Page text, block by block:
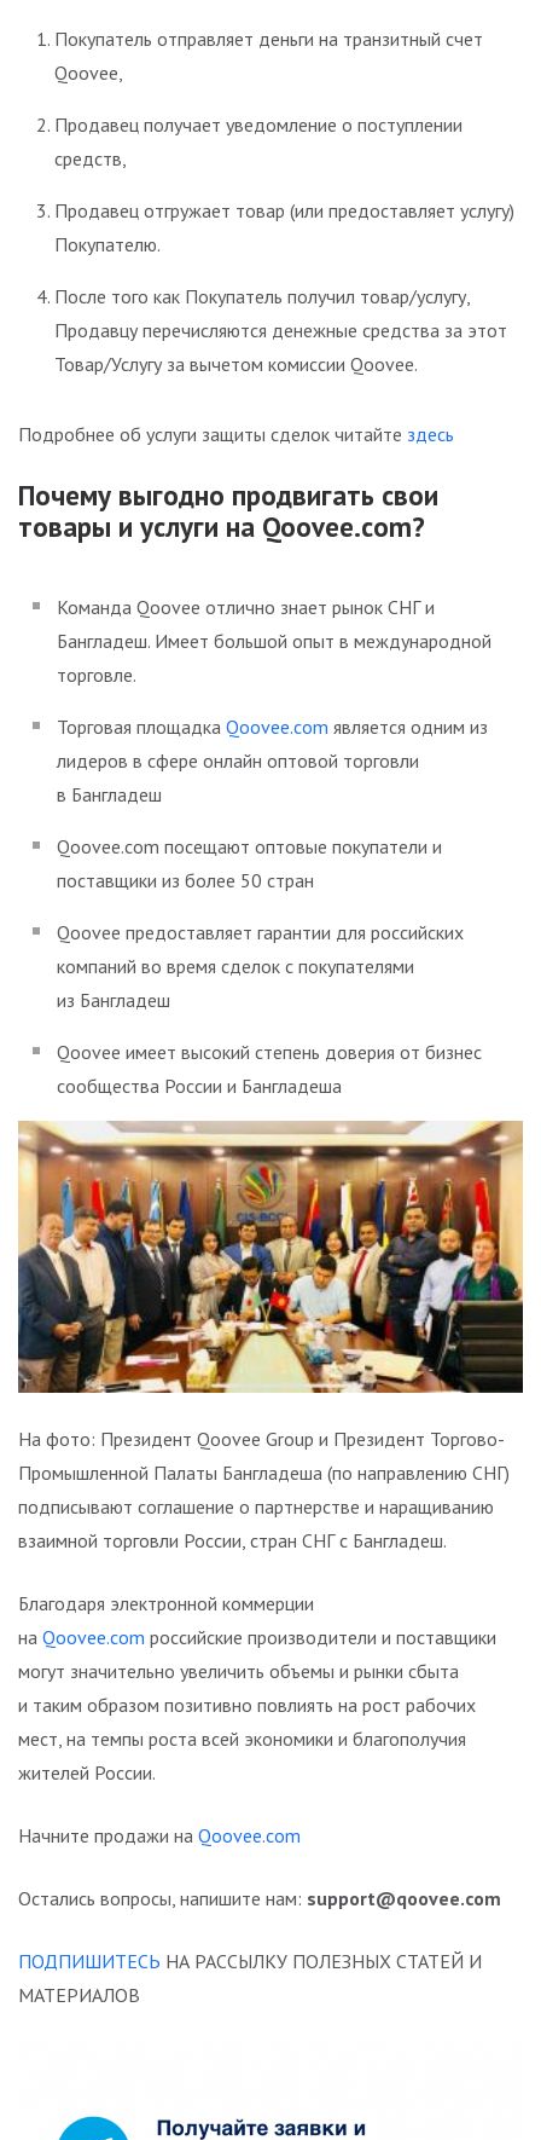
Покупатель отправляет деньги на транзитный счет
Qoovee,
Продавец получает уведомление о поступлении
средств,
Продавец отгружает товар (или предоставляет услугу)
Покупателю.
После того как Покупатель получил товар/услугу,
Продавцу перечисляются денежные средства за этот
Товар/Услугу за вычетом комиссии Qoovee.
Подробнее об услуги защиты сделок читайте здесь
Почему выгодно продвигать свои
товары и услуги на Qoovee.com?
Команда Qoovee отлично знает рынок СНГ и
Бангладеш. Имеет большой опыт в международной
торговле.
Торговая площадка Qoovee.com является одним из
лидеров в сфере онлайн оптовой торговли
в Бангладеш
Qoovee.com посещают оптовые покупатели и
поставщики из более 50 стран
Qoovee предоставляет гарантии для российских
компаний во время сделок с покупателями
из Бангладеш
Qoovee имеет высокий степень доверия от бизнес
сообщества России и Бангладеша
На фото: Президент Qoovee Group и Президент Торгово-
Промышленной Палаты Бангладеша (по направлению СНГ)
подписывают соглашение о партнерстве и наращиванию
взаимной торговли России, стран СНГ с Бангладеш.
Благодаря электронной коммерции
на Qoovee.com российские производители и поставщики
могут значительно увеличить объемы и рынки сбыта
и таким образом позитивно повлиять на рост рабочих
мест, на темпы роста всей экономики и благополучия
жителей России.
Начните продажи на Qoovee.com
Остались вопросы, напишите нам: support@qoovee.com
ПОДПИШИТЕСЬ НА РАССЫЛКУ ПОЛЕЗНЫХ СТАТЕЙ И
МАТЕРИАЛОВ